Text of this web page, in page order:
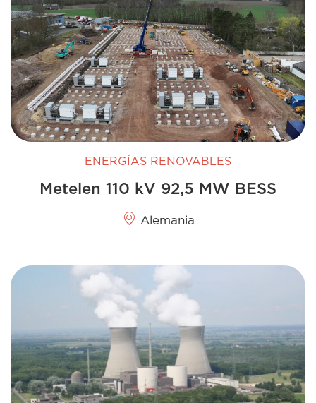
ENERGÍAS RENOVABLES
Metelen 110 kV 92,5 MW BESS
Alemania